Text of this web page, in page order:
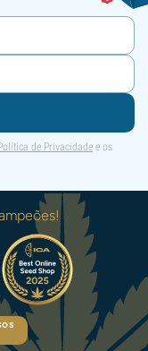
de Privacidade e os